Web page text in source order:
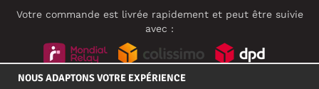
Votre commande est livrée rapidement et peut être suivie
avec :
NOUS ADAPTONS VOTRE EXPÉRIENCE